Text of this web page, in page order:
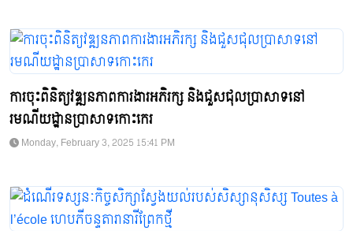
ការចុះពិនិត្យវឌ្ឍនភាពការងារអភិរក្ស និងជួសជុលប្រាសាទនៅ
រមណីយដ្ឋានប្រាសាទកោះកេរ
Monday, February 3, 2025 15:41 PM